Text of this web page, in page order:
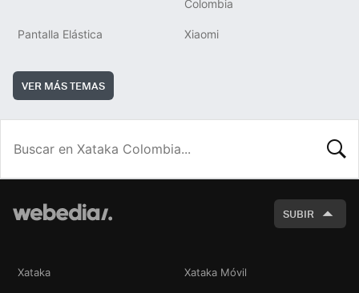
Colombia
Pantalla Elástica Xiaomi
VER MÁS TEMAS
SUBIR
Xataka Xataka Móvil